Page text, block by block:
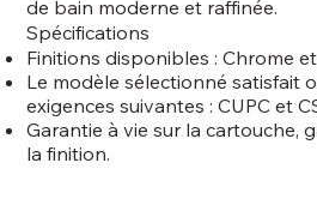
de bain moderne et raffinée.
Spécifications
Finitions disponibles : Chrome
Le modèle sélectionné satisfait
exigences suivantes : CUPC et
Garantie à vie sur la cartouche,
la finition.